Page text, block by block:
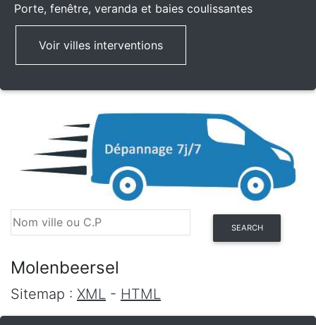
Porte, fenêtre, veranda et baies coulissantes
Voir villes interventions
SEARCH
Molenbeersel
Sitemap : XML - HTML